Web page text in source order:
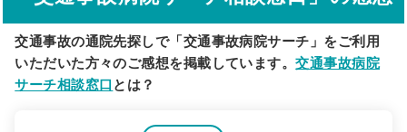
交通事故の通院先探しで「交通事故病院サーチ」をご利用
いただいた方々のご感想を掲載しています。交通事故病院
サーチ相談窓口 とは？